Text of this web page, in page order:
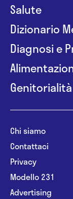
Salute
Dizionario
Diagnosi e
Genitorialità
Chi siamo
Contattaci
Privacy
Modello 231
Advertising